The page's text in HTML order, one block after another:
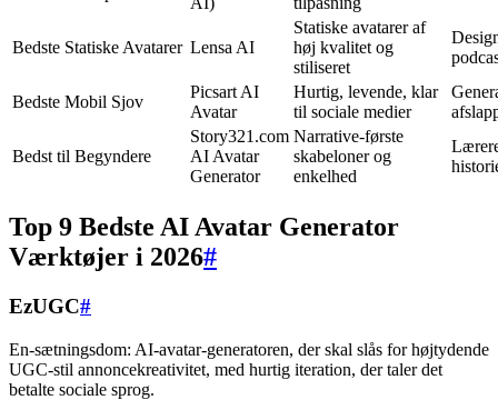
Bedste Statiske Avatarer Lensa AI
Statiske avatarer af
høj kvalitet og
stiliseret
Bedste Mobil Sjov
Picsart AI
Avatar
Hurtig, levende, klar
til sociale medier
Bedst til Begyndere
Story321.com
AI Avatar
Generator
Narrative-første
skabeloner og
enkelhed
Top 9 Bedste AI Avatar Generator
Værktøjer i 2026#
EzUGC#
En-sætningsdom: AI-avatar-generatoren, der skal slås for højtydende
UGC-stil annoncekreativitet, med hurtig iteration, der taler det
betalte sociale sprog.